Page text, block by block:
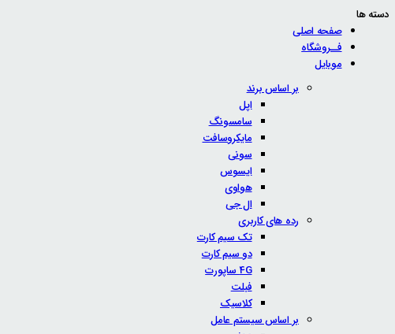
دسته ها
صفحه اصلی
فــروشگاه
موبایل
بر اساس برند
اپل
سامسونگ
مایکروسافت
سونی
ایسوس
هواوی
ال جی
رده های کاربری
تک سیم کارت
دو سیم کارت
4G ساپورت
فبلت
کلاسیک
بر اساس سیستم عامل